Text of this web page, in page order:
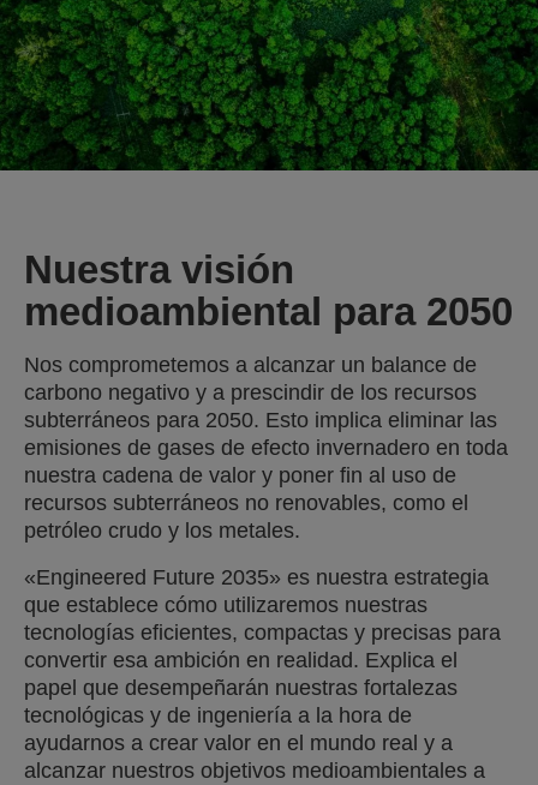
Nuestra visión
medioambiental para 2050
Nos comprometemos a alcanzar un balance de
carbono negativo y a prescindir de los recursos
subterráneos para 2050. Esto implica eliminar las
emisiones de gases de efecto invernadero en toda
nuestra cadena de valor y poner fin al uso de
recursos subterráneos no renovables, como el
petróleo crudo y los metales.
«Engineered Future 2035» es nuestra estrategia
que establece cómo utilizaremos nuestras
tecnologías eficientes, compactas y precisas para
convertir esa ambición en realidad. Explica el
papel que desempeñarán nuestras fortalezas
tecnológicas y de ingeniería a la hora de
ayudarnos a crear valor en el mundo real y a
alcanzar nuestros objetivos medioambientales a